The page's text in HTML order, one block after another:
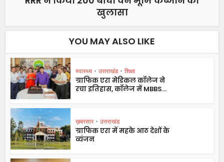
खुलासा
YOU MAY ALSO LIKE
स्वास्थ्य • उत्तराखंड • शिक्षा
ग्राफिक एरा मेडिकल कॉलेज ने
रचा इतिहास, कॉलेज में MBBS...
ख़बरसार • उत्तराखंड
ग्राफिक एरा में महके आठ देशों के
व्यंजन